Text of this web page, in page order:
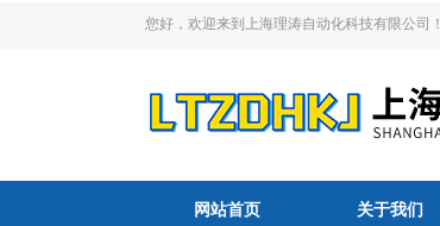
您好，欢迎来到上海理涛自动化科技有限公司！
网站首页 关于我们